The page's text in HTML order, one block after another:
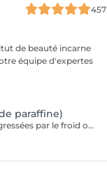
457
de beauté incarne
paraffine)
Soin intense pour les mains très sèches et agressées par le froid ou les produits. Comprend le limage des ongles, la pousse et la coupe des cuticules, gommage, masque à la paraffine de 10 minutes et massage avec une crème de soin. Application d'une base transparente si désirée.